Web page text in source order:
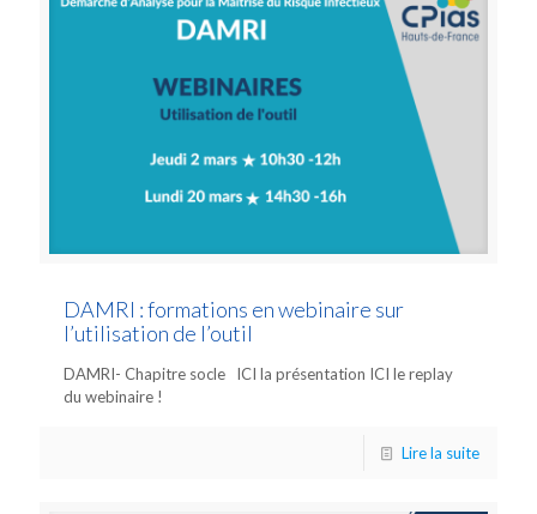
DAMRI : formations en webinaire sur
l’utilisation de l’outil
DAMRI- Chapitre socle ICI la présentation ICI le replay
du webinaire !
Lire la suite